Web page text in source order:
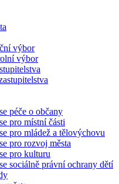
výbor
výbor
péče o občany
pro místní části
pro mládež a tělovýchovu
pro rozvoj města
pro kulturu
sociálně právní ochrany dětí